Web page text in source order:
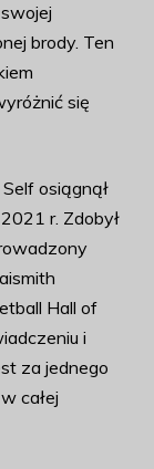
brody. Ten
się
osiągnął
r. Zdobył
Hall of
i
za jednego
całej